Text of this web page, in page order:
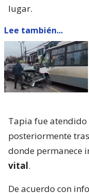
lugar.
Lee también...
Tapia fue atendido
posteriormente
donde permanece
vital.
De acuerdo con